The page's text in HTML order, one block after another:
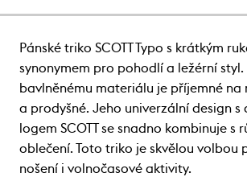
Pánské triko SCOTT Typo s krátkým
synonymem pro pohodlí a ležérní
bavlněnému materiálu je příjemné na
a prodyšné. Jeho univerzální design s
logem SCOTT se snadno kombinuje s
oblečení. Toto triko je skvělou volbou
nošení i volnočasové aktivity.